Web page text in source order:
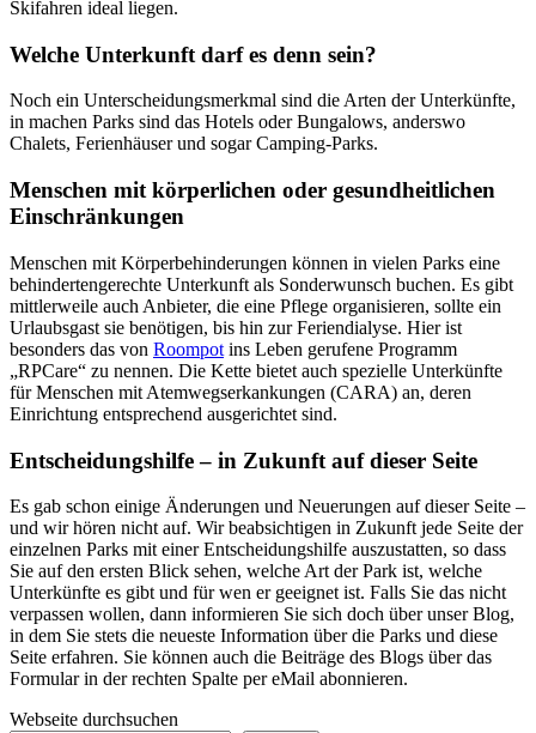
Skifahren ideal liegen.
Welche Unterkunft darf es denn sein?
Noch ein Unterscheidungsmerkmal sind die Arten der Unterkünfte,
in machen Parks sind das Hotels oder Bungalows, anderswo
Chalets, Ferienhäuser und sogar Camping-Parks.
Menschen mit körperlichen oder gesundheitlichen
Einschränkungen
Menschen mit Körperbehinderungen können in vielen Parks eine
behindertengerechte Unterkunft als Sonderwunsch buchen. Es gibt
mittlerweile auch Anbieter, die eine Pflege organisieren, sollte ein
Urlaubsgast sie benötigen, bis hin zur Feriendialyse. Hier ist
besonders das von Roompot ins Leben gerufene Programm
„RPCare“ zu nennen. Die Kette bietet auch spezielle Unterkünfte
für Menschen mit Atemwegserkankungen (CARA) an, deren
Einrichtung entsprechend ausgerichtet sind.
Entscheidungshilfe – in Zukunft auf dieser Seite
Es gab schon einige Änderungen und Neuerungen auf dieser Seite –
und wir hören nicht auf. Wir beabsichtigen in Zukunft jede Seite der
einzelnen Parks mit einer Entscheidungshilfe auszustatten, so dass
Sie auf den ersten Blick sehen, welche Art der Park ist, welche
Unterkünfte es gibt und für wen er geeignet ist. Falls Sie das nicht
verpassen wollen, dann informieren Sie sich doch über unser Blog,
in dem Sie stets die neueste Information über die Parks und diese
Seite erfahren. Sie können auch die Beiträge des Blogs über das
Formular in der rechten Spalte per eMail abonnieren.
Webseite durchsuchen